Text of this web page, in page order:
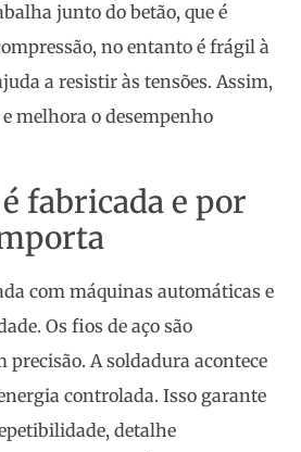
junto do betão, que é
no entanto é frágil à
a resistir às tensões. Assim,
melhora o desempenho
fabricada e por
com máquinas automáticas e
Os fios de aço são
precisão. A soldadura acontece
controlada. Isso garante
detalhe